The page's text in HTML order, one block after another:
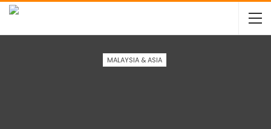
MALAYSIA & ASIA